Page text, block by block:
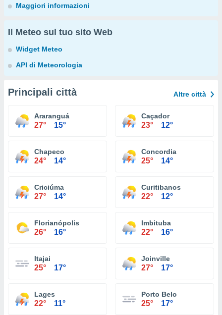
Maggiori informazioni
Il Meteo sul tuo sito Web
Widget Meteo
API di Meteorologia
Principali città Altre città
Araranguá
27° 15°
Caçador
23° 12°
Chapeco
24° 14°
Concordia
25° 14°
Criciúma
27° 14°
Curitibanos
22° 12°
Florianópolis
26° 16°
Imbituba
22° 16°
Itajai
25° 17°
Joinville
27° 17°
Lages
22° 11°
Porto Belo
25° 17°